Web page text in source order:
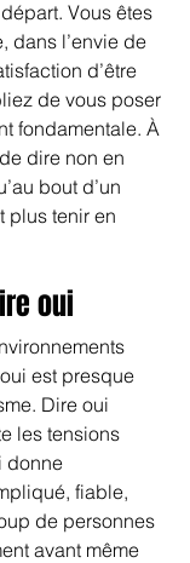
Vous êtes
dans l’envie de
d’être
de vous poser
fondamentale. À
dire non en
bout d’un
plus tenir en
oui
est presque
Dire oui
les tensions
donne
fiable,
de personnes
avant même